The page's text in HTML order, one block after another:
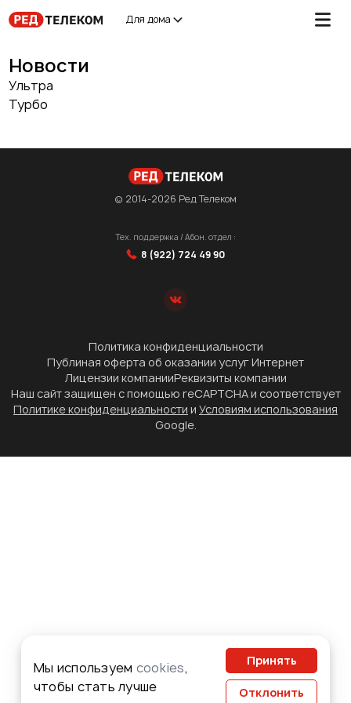
Для дома
Новости
Ультра
Турбо
© 2014-2026 Ред Телеком
Тех. поддержка / Абон. отдел :
8 (922) 724 49 90
Политика конфиденциальности
Публиная оферта об оказании услуг Интернет
Лицензии компанииРеквизиты компании
Наш сайт защищен с помощью reCAPTCHA и соответствует
Политике конфиденциальности и Условиям использования
Google.
Мы используем cookies,
чтобы стать лучше
Принять
Отклонить